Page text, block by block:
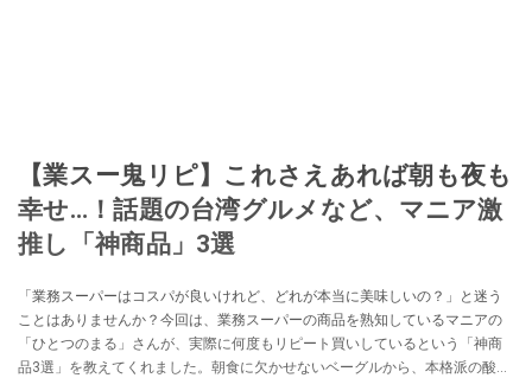
【業スー鬼リピ】これさえあれば朝も夜も
幸せ…！話題の台湾グルメなど、マニア激
推し「神商品」3選
「業務スーパーはコスパが良いけれど、どれが本当に美味しいの？」と迷う
ことはありませんか？今回は、業務スーパーの商品を熟知しているマニアの
「ひとつのまる」さんが、実際に何度もリピート買いしているという「神商
品3選」を教えてくれました。朝食に欠かせないベーグルから、本格派の酸っ